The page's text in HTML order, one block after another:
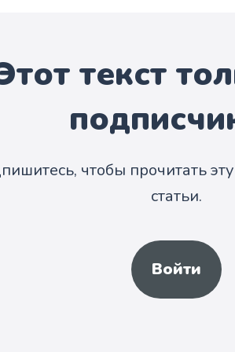
текст
чтобы прочитать
статьи.
Войти